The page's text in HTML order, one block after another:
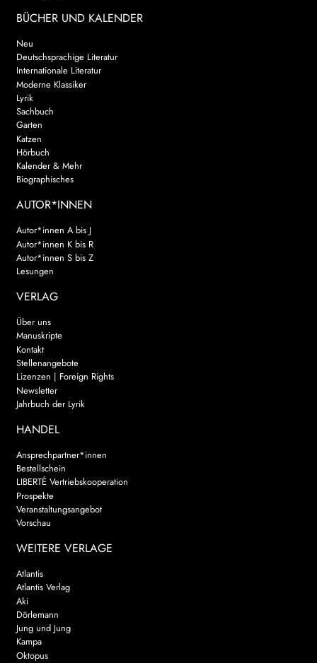
BÜCHER UND KALENDER
Neu
Deutschsprachige Literatur
Internationale Literatur
Moderne Klassiker
Lyrik
Sachbuch
Garten
Katzen
Hörbuch
Kalender & Mehr
Biographisches
AUTOR*INNEN
Autor*innen A bis J
Autor*innen K bis R
Autor*innen S bis Z
Lesungen
VERLAG
Über uns
Manuskripte
Kontakt
Stellenangebote
Lizenzen | Foreign Rights
Newsletter
Jahrbuch der Lyrik
HANDEL
Ansprechpartner*innen
Bestellschein
LIBERTÉ Vertriebskooperation
Prospekte
Veranstaltungsangebot
Vorschau
WEITERE VERLAGE
Atlantis
Atlantis Verlag
Aki
Dörlemann
Jung und Jung
Kampa
Oktopus